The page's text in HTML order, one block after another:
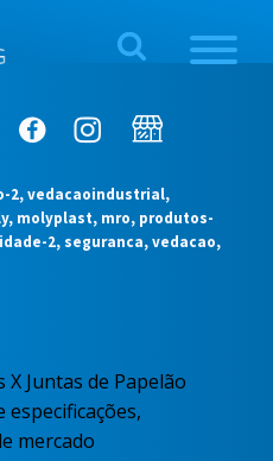
2, vedacaoindustrial,
molyplast, mro, produtos-
2, seguranca, vedacao,
X Juntas de Papelão
especificações,
mercado